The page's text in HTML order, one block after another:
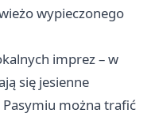
wypieczonego
imprez – w
się jesienne
można trafić